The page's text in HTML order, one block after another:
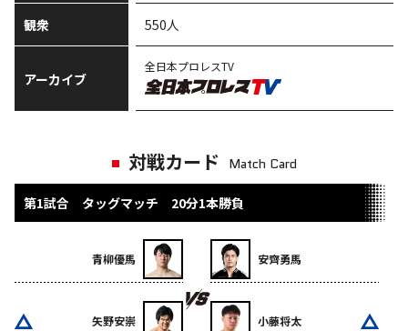
観衆 550人
アーカイブ
全日本プロレスTV
対戦カード Match Card
第1試合 タッグマッチ 20分1本勝負
青柳優馬
矢野安崇
安齊勇馬
小藤将太